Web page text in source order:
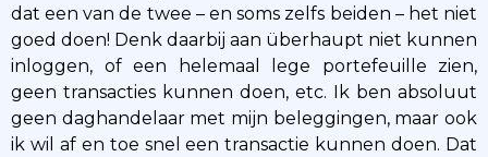
dat een van de twee – en soms zelfs beiden – het niet
goed doen! Denk daarbij aan überhaupt niet kunnen
inloggen, of een helemaal lege portefeuille zien,
geen transacties kunnen doen, etc. Ik ben absoluut
geen daghandelaar met mijn beleggingen, maar ook
ik wil af en toe snel een transactie kunnen doen. Dat